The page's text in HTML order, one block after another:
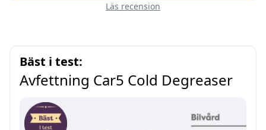
Läs recension
Bäst i test:
Avfettning Car5 Cold Degreaser